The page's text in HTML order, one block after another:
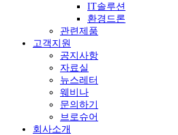
IT솔루션
환경드론
관련제품
고객지원
공지사항
자료실
뉴스레터
웨비나
문의하기
브로슈어
회사소개